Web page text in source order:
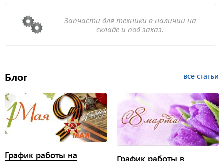
Запчасти для техники в наличии на
складе и под заказ.
Блог все статьи
График работы на
График работы в